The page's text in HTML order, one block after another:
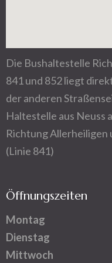
Die Bushaltestelle
841 und 852 liegt
der anderen
Haltestelle aus Neuss
Richtung Allerheiligen
(Linie 841)
Öffnungszeiten
Montag
Dienstag
Mittwoch